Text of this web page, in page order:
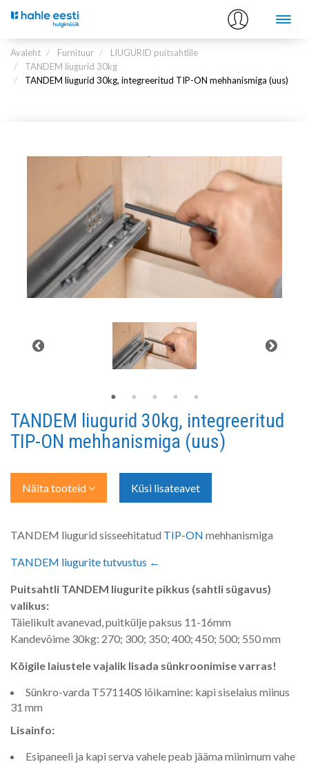
Avaleht Furnituur
LIUGURID puitsahtlile
TANDEM liugurid 30kg
TANDEM liugurid 30kg, integreeritud TIP-ON mehhanismiga (uus)
TANDEM liugurid 30kg, integreeritud
TIP-ON mehhanismiga (uus)
Näita tooteid Küsi lisateavet
TANDEM liugurid sisseehitatud TIP-ON mehhanismiga
TANDEM liugurite tutvustus ←
Puitsahtli TANDEM liugurite pikkus (sahtli sügavus)
valikus:
Täielikult avanevad, puitkülje paksus 11-16mm
Kandevõime 30kg: 270; 300; 350; 400; 450; 500; 550 mm
Kõigile laiustele vajalik lisada sünkroonimise varras!
Sünkro-varda T571140S lõikamine: kapi siselaius miinus
31 mm
Lisainfo:
Esipaneeli ja kapi serva vahele peab jääma miinimum vahe